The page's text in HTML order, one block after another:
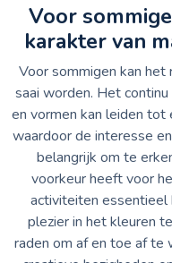
Voor
karakter van
Voor sommigen kan het
saai worden. Het
en vormen kan leiden
waardoor de interesse
belangrijk om te
voorkeur heeft voor
activiteiten essentieel
plezier in het kleuren
raden om af en toe af te